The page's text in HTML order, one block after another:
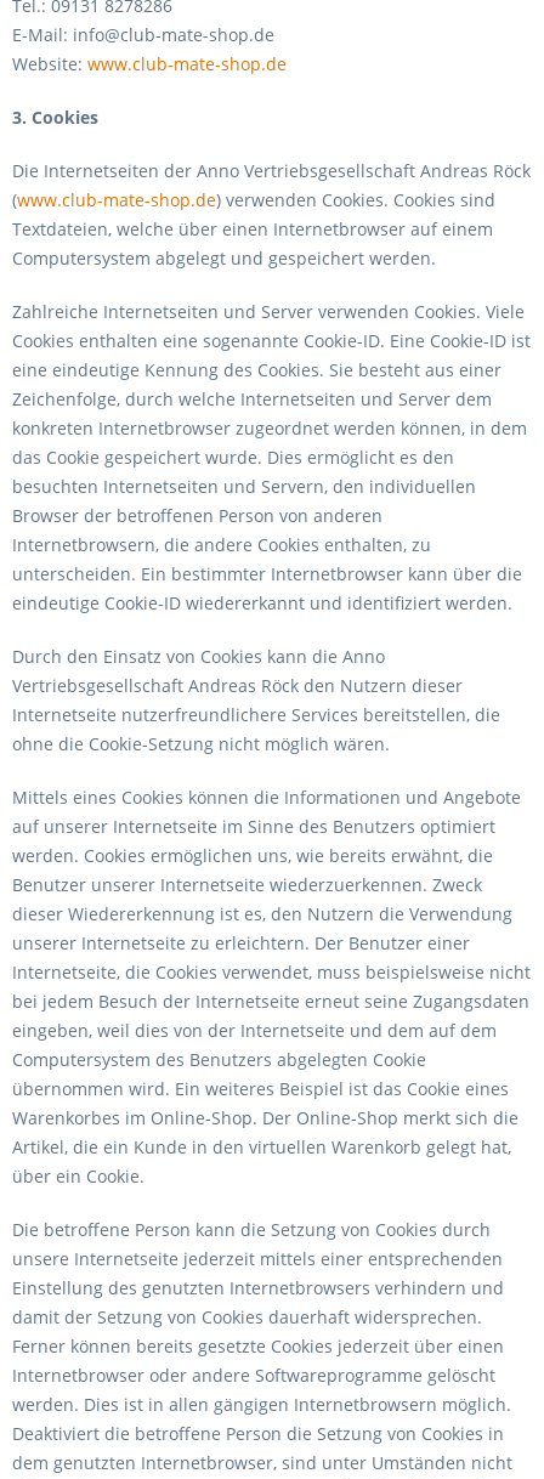
Tel.: 09131 8278286
E-Mail: info@club-mate-shop.de
Website: www.club-mate-shop.de
3. Cookies
Die Internetseiten der Anno Vertriebsgesellschaft Andreas Röck
(www.club-mate-shop.de) verwenden Cookies. Cookies sind
Textdateien, welche über einen Internetbrowser auf einem
Computersystem abgelegt und gespeichert werden.
Zahlreiche Internetseiten und Server verwenden Cookies. Viele
Cookies enthalten eine sogenannte Cookie-ID. Eine Cookie-ID ist
eine eindeutige Kennung des Cookies. Sie besteht aus einer
Zeichenfolge, durch welche Internetseiten und Server dem
konkreten Internetbrowser zugeordnet werden können, in dem
das Cookie gespeichert wurde. Dies ermöglicht es den
besuchten Internetseiten und Servern, den individuellen
Browser der betroffenen Person von anderen
Internetbrowsern, die andere Cookies enthalten, zu
unterscheiden. Ein bestimmter Internetbrowser kann über die
eindeutige Cookie-ID wiedererkannt und identifiziert werden.
Durch den Einsatz von Cookies kann die Anno
Vertriebsgesellschaft Andreas Röck den Nutzern dieser
Internetseite nutzerfreundlichere Services bereitstellen, die
ohne die Cookie-Setzung nicht möglich wären.
Mittels eines Cookies können die Informationen und Angebote
auf unserer Internetseite im Sinne des Benutzers optimiert
werden. Cookies ermöglichen uns, wie bereits erwähnt, die
Benutzer unserer Internetseite wiederzuerkennen. Zweck
dieser Wiedererkennung ist es, den Nutzern die Verwendung
unserer Internetseite zu erleichtern. Der Benutzer einer
Internetseite, die Cookies verwendet, muss beispielsweise nicht
bei jedem Besuch der Internetseite erneut seine Zugangsdaten
eingeben, weil dies von der Internetseite und dem auf dem
Computersystem des Benutzers abgelegten Cookie
übernommen wird. Ein weiteres Beispiel ist das Cookie eines
Warenkorbes im Online-Shop. Der Online-Shop merkt sich die
Artikel, die ein Kunde in den virtuellen Warenkorb gelegt hat,
über ein Cookie.
Die betroffene Person kann die Setzung von Cookies durch
unsere Internetseite jederzeit mittels einer entsprechenden
Einstellung des genutzten Internetbrowsers verhindern und
damit der Setzung von Cookies dauerhaft widersprechen.
Ferner können bereits gesetzte Cookies jederzeit über einen
Internetbrowser oder andere Softwareprogramme gelöscht
werden. Dies ist in allen gängigen Internetbrowsern möglich.
Deaktiviert die betroffene Person die Setzung von Cookies in
dem genutzten Internetbrowser, sind unter Umständen nicht